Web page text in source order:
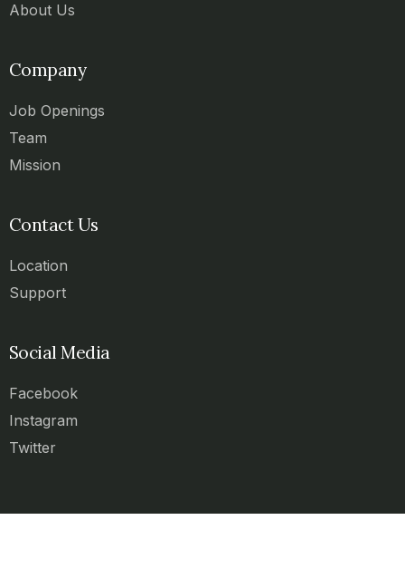
About Us
Company
Job Openings
Team
Mission
Contact Us
Location
Support
Social Media
Facebook
Instagram
Twitter